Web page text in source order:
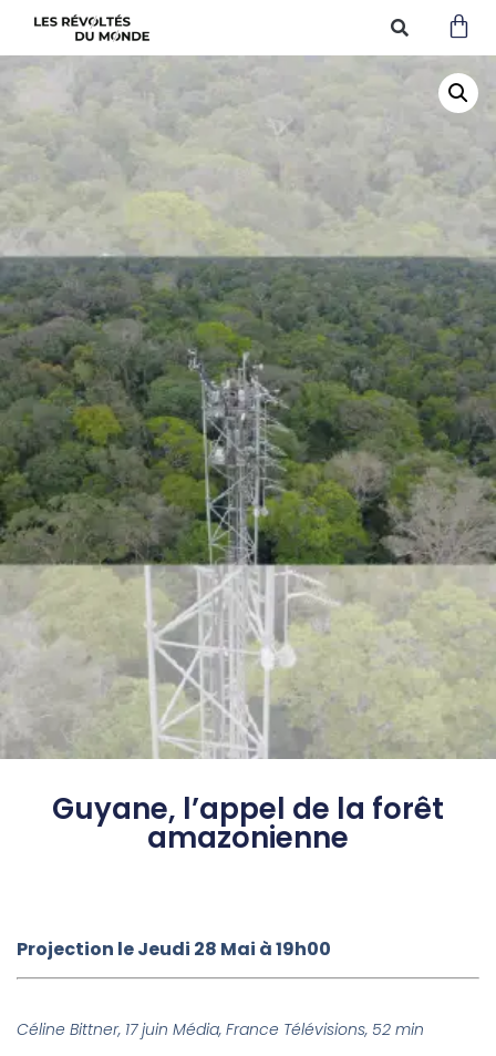
Guyane, l’appel de la forêt
amazonienne
Projection le Jeudi 28 Mai à 19h00
Céline Bittner, 17 juin Média, France Télévisions, 52 min